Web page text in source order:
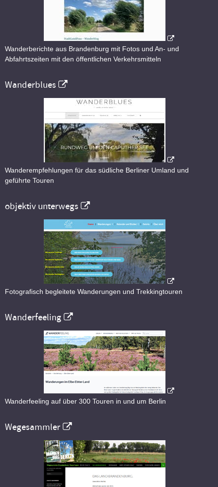
Wanderberichte aus Brandenburg mit Fotos und An- und
Abfahrtszeiten mit den öffentlichen Verkehrsmitteln
Wanderblues
Wanderempfehlungen für das südliche Berliner Umland und
geführte Touren
objektiv unterwegs
Fotografisch begleitete Wanderungen und Trekkingtouren
Wanderfeeling
Wanderfeeling auf über 300 Touren in und um Berlin
Wegesammler